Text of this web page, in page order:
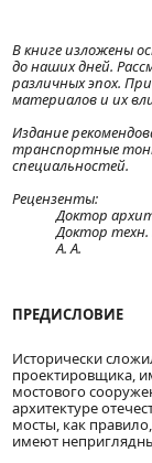
В книге изложены
до наших дней.
различных эпох.
материалов и их
Издание
транспортные
специальностей.
Рецензенты:
Доктор
Доктор
А. А.
ПРЕДИСЛОВИЕ
Исторически
проектировщика,
мостового
архитектуре
мосты, как
имеют